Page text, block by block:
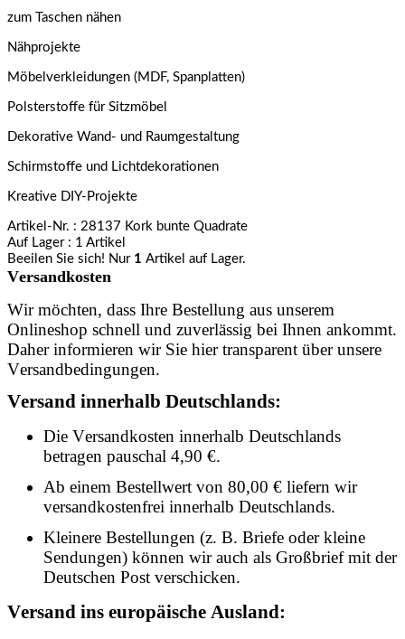
zum Taschen nähen
Nähprojekte
Möbelverkleidungen (MDF, Spanplatten)
Polsterstoffe für Sitzmöbel
Dekorative Wand- und Raumgestaltung
Schirmstoffe und Lichtdekorationen
Kreative DIY-Projekte
Artikel-Nr. : 28137 Kork bunte Quadrate
Auf Lager : 1 Artikel
Beeilen Sie sich! Nur 1 Artikel auf Lager.
Versandkosten
Wir möchten, dass Ihre Bestellung aus unserem
Onlineshop schnell und zuverlässig bei Ihnen ankommt.
Daher informieren wir Sie hier transparent über unsere
Versandbedingungen.
Versand innerhalb Deutschlands:
Die Versandkosten innerhalb Deutschlands
betragen pauschal 4,90 €.
Ab einem Bestellwert von 80,00 € liefern wir
versandkostenfrei innerhalb Deutschlands.
Kleinere Bestellungen (z. B. Briefe oder kleine
Sendungen) können wir auch als Großbrief mit der
Deutschen Post verschicken.
Versand ins europäische Ausland: